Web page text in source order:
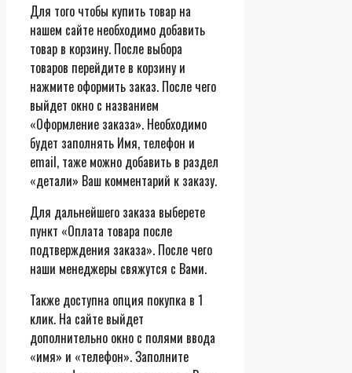
Для того чтобы купить товар на
нашем сайте необходимо добавить
товар в корзину. После выбора
товаров перейдите в корзину и
нажмите оформить заказ. После чего
выйдет окно с названием
«Оформление заказа». Необходимо
будет заполнять Имя, телефон и
email, таже можно добавить в раздел
«детали» Ваш комментарий к заказу.
Для дальнейшего заказа выберете
пункт «Оплата товара после
подтверждения заказа». После чего
наши менеджеры свяжутся с Вами.
Также доступна опция покупка в 1
клик. На сайте выйдет
дополнительно окно с полями ввода
«имя» и «телефон». Заполните